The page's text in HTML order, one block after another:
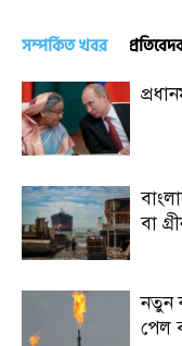
সম্পর্কিত খবর
বা
নতুন
পেল